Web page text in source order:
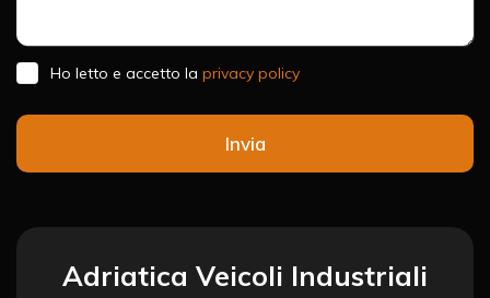
Ho letto e accetto la privacy policy
Invia
Adriatica Veicoli Industriali